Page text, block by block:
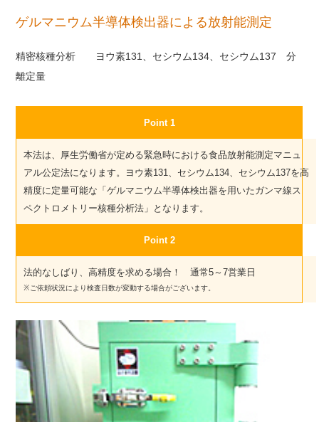
ゲルマニウム半導体検出器による放射能測定
精密核種分析 ヨウ素131、セシウム134、セシウム137 分
離定量
Point 1
本法は、厚生労働省が定める緊急時における食品放射能測定マニュ
アル公定法になります。ヨウ素131、セシウム134、セシウム137を高
精度に定量可能な「ゲルマニウム半導体検出器を用いたガンマ線ス
ペクトロメトリー核種分析法」となります。
Point 2
法的なしばり、高精度を求める場合！ 通常5～7営業日
※ご依頼状況により検査日数が変動する場合がございます。